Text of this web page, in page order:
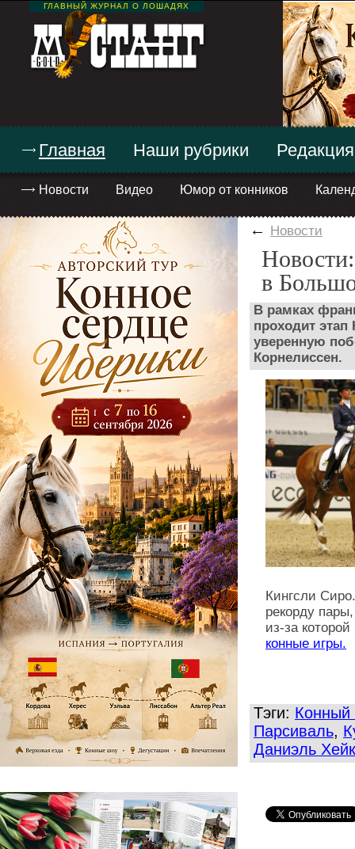
ГЛАВНЫЙ ЖУРНАЛ О ЛОШАДЯХ
Главная
Новости Видео Юмор от конников
Наши рубрики Редакция
← Новости
в
В рамках
проходит
уверенную
Корнелиссен.
Кингсли
рекорду
из-за
конные игры.
Тэги: Конный
Парсиваль,
Даниэль